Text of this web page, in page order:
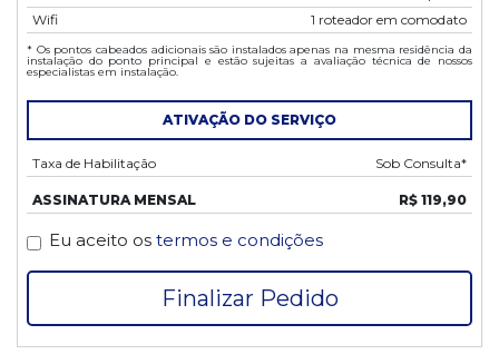
Wifi
1 roteador em comodato
* Os pontos cabeados adicionais são instalados apenas na mesma residência da
instalação do ponto principal e estão sujeitas a avaliação técnica de nossos
especialistas em instalação.
ATIVAÇÃO DO SERVIÇO
Taxa de Habilitação Sob Consulta*
ASSINATURA MENSAL R$ 119,90
Eu aceito os termos e condições
Finalizar Pedido